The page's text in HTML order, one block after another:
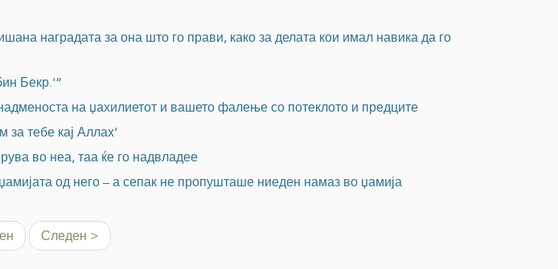
наградата за она што го прави, како за делата кои имал навика да го
Бекр.'“
на џахилиетот и вашето фалење со потеклото и предците
тебе кај Аллах‘
во неа, таа ќе го надвладее
од него – а сепак не пропушташе ниеден намаз во џамија
Следен >